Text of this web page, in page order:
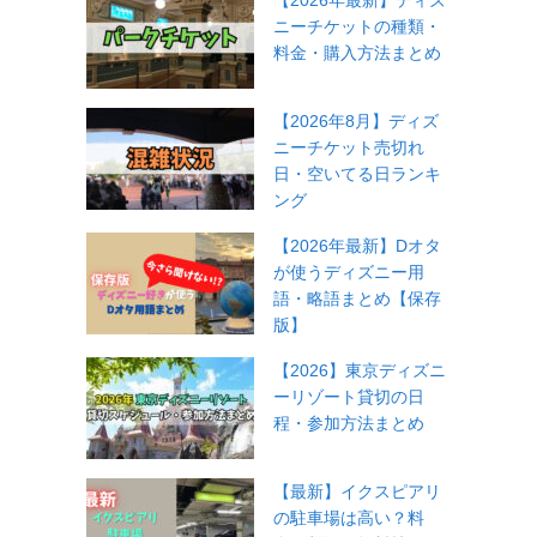
ニーチケットの種類・
料金・購入方法まとめ
【2026年8月】ディズ
ニーチケット売切れ
日・空いてる日ランキ
ング
【2026年最新】Dオタ
が使うディズニー用
語・略語まとめ【保存
版】
【2026】東京ディズニ
ーリゾート貸切の日
程・参加方法まとめ
【最新】イクスピアリ
の駐車場は高い？料